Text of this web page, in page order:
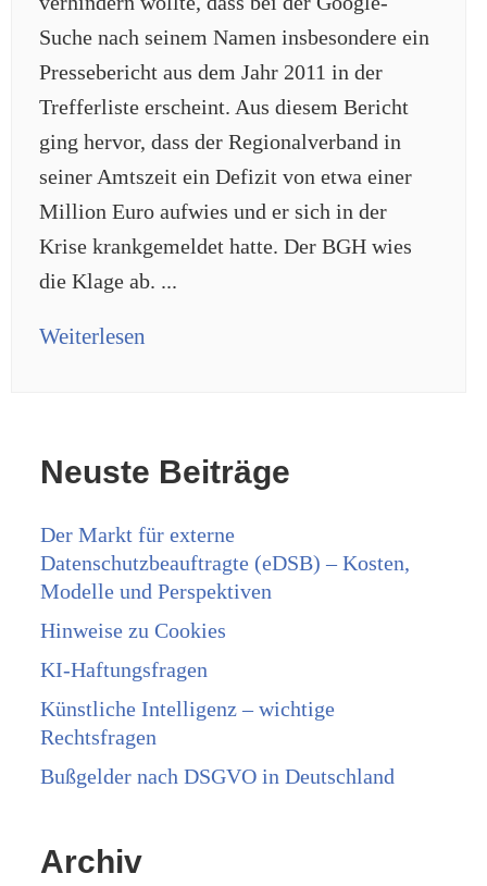
Suche nach seinem Namen insbesondere ein
Pressebericht aus dem Jahr 2011 in der
Trefferliste erscheint. Aus diesem Bericht
ging hervor, dass der Regionalverband in
seiner Amtszeit ein Defizit von etwa einer
Million Euro aufwies und er sich in der
Krise krankgemeldet hatte. Der BGH wies
die Klage ab. ...
Weiterlesen
Neuste Beiträge
Der Markt für externe
Datenschutzbeauftragte (eDSB) – Kosten,
Modelle und Perspektiven
Hinweise zu Cookies
KI-Haftungsfragen
Künstliche Intelligenz – wichtige
Rechtsfragen
Bußgelder nach DSGVO in Deutschland
Archiv